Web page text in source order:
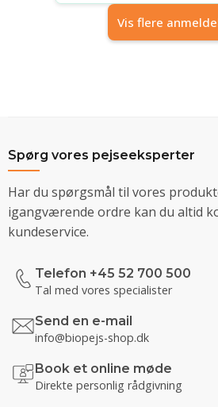
Vis flere
Spørg vores pejseeksperter
Har du spørgsmål til vores
igangværende ordre kan du altid
kundeservice.
Telefon +45 52 700 500
Tal med vores specialister
Send en e-mail
info@biopejs-shop.dk
Book et online møde
Direkte personlig rådgivning